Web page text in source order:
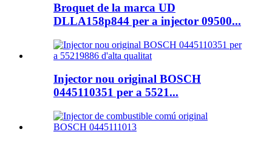
Broquet de la marca UD
DLLA158p844 per a injector 09500...
Injector nou original BOSCH
0445110351 per a 5521...